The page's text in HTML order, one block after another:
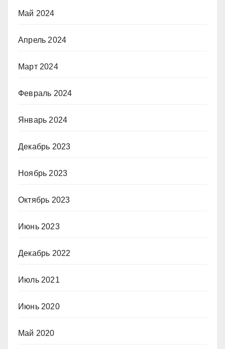
Май 2024
Апрель 2024
Март 2024
Февраль 2024
Январь 2024
Декабрь 2023
Ноябрь 2023
Октябрь 2023
Июнь 2023
Декабрь 2022
Июль 2021
Июнь 2020
Май 2020